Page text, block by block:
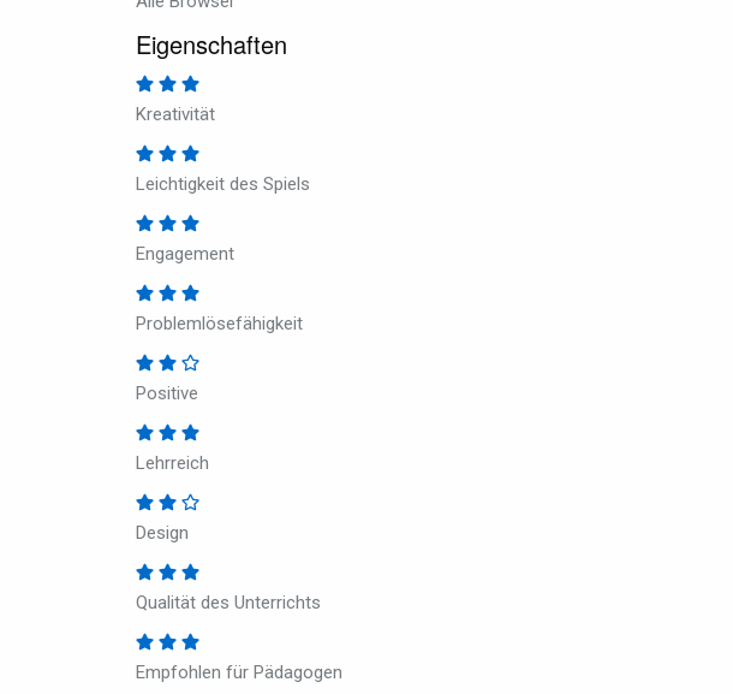
Eigenschaften
Kreativität
Leichtigkeit des Spiels
Engagement
Problemlösefähigkeit
Positive
Lehrreich
Design
Qualität des Unterrichts
Empfohlen für Pädagogen